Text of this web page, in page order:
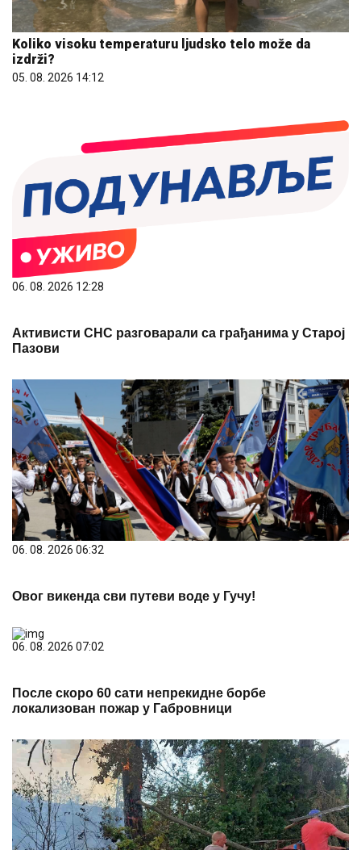
Koliko visoku temperaturu ljudsko telo može da
izdrži?
05. 08. 2026 14:12
06. 08. 2026 12:28
Активисти СНС разговарали са грађанима у Старој
Пазови
06. 08. 2026 06:32
Овог викенда сви путеви воде у Гучу!
06. 08. 2026 07:02
После скоро 60 сати непрекидне борбе
локализован пожар у Габровници